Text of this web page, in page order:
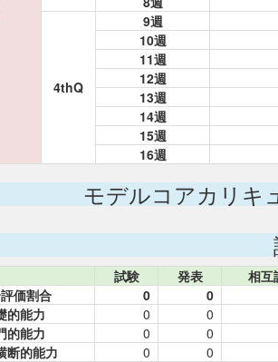
4thQ
9週
10週
11週
12週
13週
14週
15週
16週
モデルコアカリキ
試験 発表
相互
価割合
0
0
的能力
0
0
的能力
0
0
断的能力
0 0